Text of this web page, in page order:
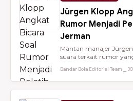
Jürgen Klopp
Rumor Menjadi
Jerman
Mantan manajer
suara terkait rumor
Bandar Bola Editorial Team ⎯